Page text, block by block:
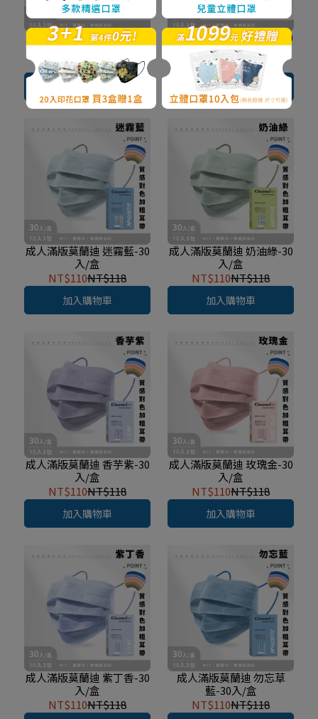
成人滿版莫蘭迪 燕麥奶-30
入/盒
NT$110NT$118
加入購物車
成人滿版莫蘭迪 玄米灰-30
入/盒
NT$110NT$118
加入購物車
成人滿版莫蘭迪 迷霧藍-30
入/盒
NT$110NT$118
加入購物車
成人滿版莫蘭迪 奶油綠-30
入/盒
NT$110NT$118
加入購物車
成人滿版莫蘭迪 香芋紫-30
入/盒
NT$110NT$118
加入購物車
成人滿版莫蘭迪 玫瑰金-30
入/盒
NT$110NT$118
加入購物車
成人滿版莫蘭迪 紫丁香-30
入/盒
NT$110NT$118
成人滿版莫蘭迪 勿忘草
藍-30入/盒
NT$110NT$118